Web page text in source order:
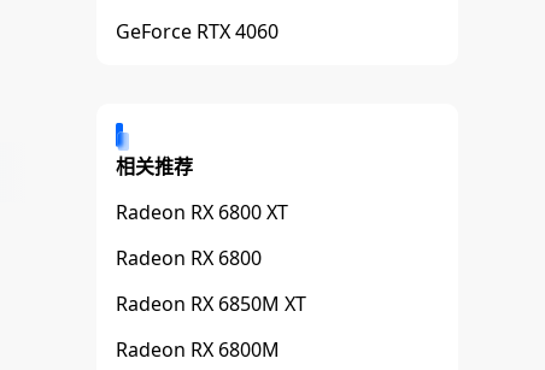
GeForce RTX 4060
相关推荐
Radeon RX 6800 XT
Radeon RX 6800
Radeon RX 6850M XT
Radeon RX 6800M